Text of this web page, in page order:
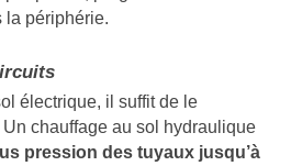
la périphérie.
électrique, il suffit de le
Un chauffage au sol hydraulique
pression des tuyaux jusqu’à